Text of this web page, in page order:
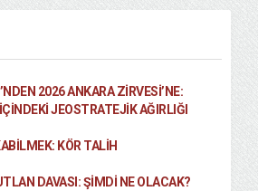
2026 ANKARA ZIRVESI’NE:
JEOSTRATEJIK AĞIRLIĞI
KÖR TALIH
DAVASI: ŞİMDİ NE OLACAK?